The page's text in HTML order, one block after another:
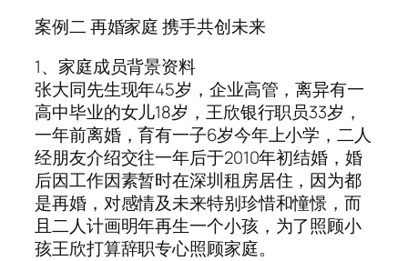
案例二 再婚家庭 携手共创未来
1、家庭成员背景资料
张大同先生现年45岁，企业高管，离异有一
高中毕业的女儿18岁，王欣银行职员33岁，
一年前离婚，育有一子6岁今年上小学，二人
经朋友介绍交往一年后于2010年初结婚，婚
后因工作因素暂时在深圳租房居住，因为都
是再婚，对感情及未来特别珍惜和憧憬，而
且二人计画明年再生一个小孩，为了照顾小
孩王欣打算辞职专心照顾家庭。